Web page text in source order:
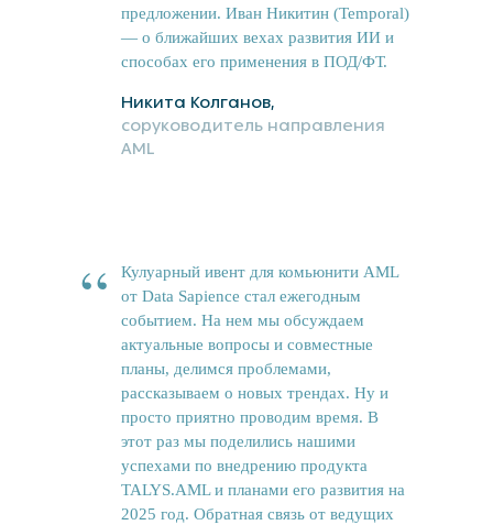
предложении. Иван Никитин (Temporal)
— о ближайших вехах развития ИИ и
способах его применения в ПОД/ФТ.
Никита Колганов,
соруководитель направления
AML
“
Кулуарный ивент для комьюнити AML
от Data Sapience стал ежегодным
событием. На нем мы обсуждаем
актуальные вопросы и совместные
планы, делимся проблемами,
рассказываем о новых трендах. Ну и
просто приятно проводим время. В
этот раз мы поделились нашими
успехами по внедрению продукта
TALYS.AML и планами его развития на
2025 год. Обратная связь от ведущих